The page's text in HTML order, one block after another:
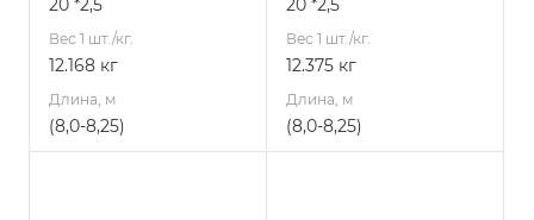
20 *2,5
Вес 1 шт./кг.
12.168 кг
Длина, м
(8,0-8,25)
20 *2,5
Вес 1 шт./кг.
12.375 кг
Длина, м
(8,0-8,25)